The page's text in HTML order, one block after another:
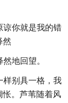
谅你就是我的错
然
地回望。
样别具一格，我
怅。芦苇随着风